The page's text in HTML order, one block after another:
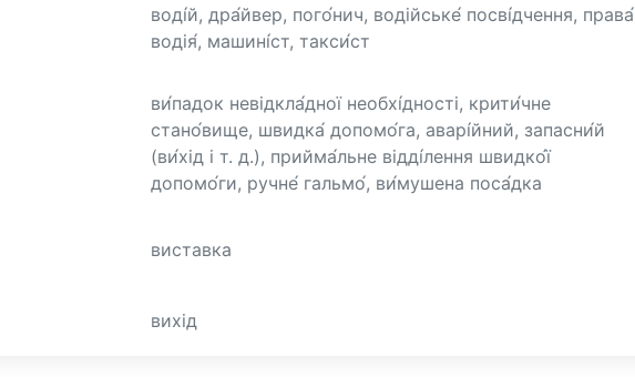
воді́й, дра́йвер, пого́нич, водійське́ посві́дчення, права́
водія́, машині́ст, такси́ст
ви́падок невідкла́дної необхі́дності, крити́чне
стано́вище, швидка́ допомо́га, аварі́йний, запасни́й
(ви́хід і т. д.), прийма́льне відді́лення швидко́ї
допомо́ги, ручне́ гальмо́, ви́мушена поса́дка
виставка
вихід